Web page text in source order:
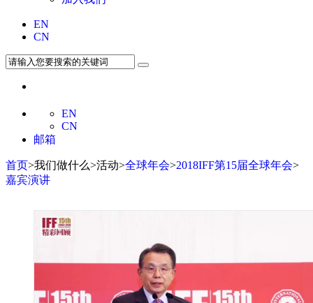
EN
CN
EN
CN
邮箱
首页>我们做什么>活动>全球年会>2018IFF第15届全球年会>
嘉宾演讲